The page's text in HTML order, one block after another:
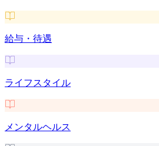
給与・待遇
ライフスタイル
メンタルヘルス